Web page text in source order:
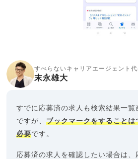
すべらないキャリアエージェント代
末永雄大
すでに応募済の求人も検索結果一覧
ですが、ブックマークをすることは
必要です。
応募済の求人を確認したい場合は、